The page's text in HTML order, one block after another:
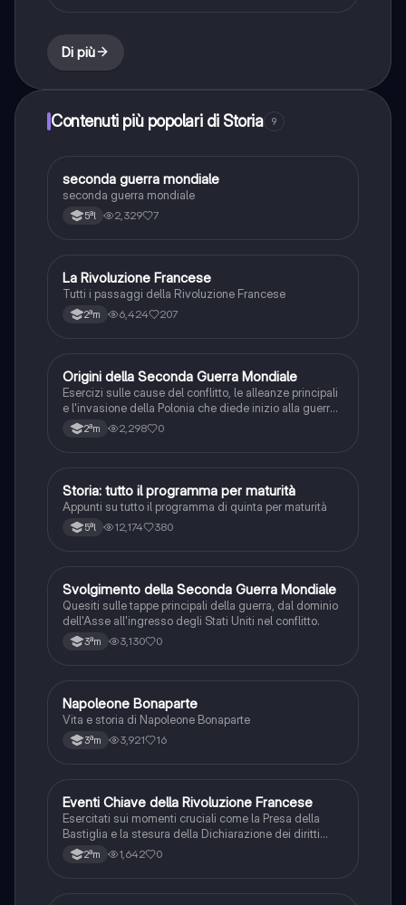
Di più
Contenuti più popolari di Storia 9
SStoria
seconda guerra mondiale
seconda guerra mondiale
5ªl 2,329 7
Storia
La Rivoluzione Francese
Tutti i passaggi della Rivoluzione Francese
2ªm 6,424 207
OStoria
Origini della Seconda Guerra Mondiale
Esercizi sulle cause del conflitto, le alleanze principali
e l'invasione della Polonia che diede inizio alla guerra
mondiale.
2ªm 2,298 0
Storia
Storia: tutto il programma per maturità
Appunti su tutto il programma di quinta per maturità
5ªl 12,174 380
SStoria
Svolgimento della Seconda Guerra Mondiale
Quesiti sulle tappe principali della guerra, dal dominio
dell'Asse all'ingresso degli Stati Uniti nel conflitto.
3ªm 3,130 0
NStoria
Napoleone Bonaparte
Vita e storia di Napoleone Bonaparte
3ªm 3,921 16
EStoria
Eventi Chiave della Rivoluzione Francese
Esercitati sui momenti cruciali come la Presa della
Bastiglia e la stesura della Dichiarazione dei diritti
dell'uomo e del cittadino.
2ªm 1,642 0